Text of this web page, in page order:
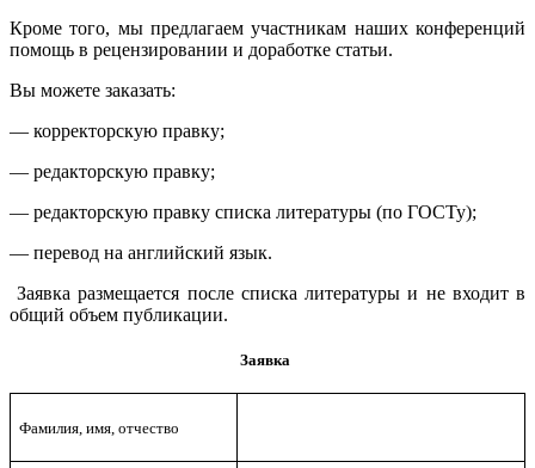
Кроме того, мы предлагаем участникам наших конференций
помощь в рецензировании и доработке статьи.
Вы можете заказать:
— корректорскую правку;
— редакторскую правку;
— редакторскую правку списка литературы (по ГОСТу);
— перевод на английский язык.
Заявка размещается после списка литературы и не входит в
общий объем публикации.
Заявка
Фамилия, имя, отчество